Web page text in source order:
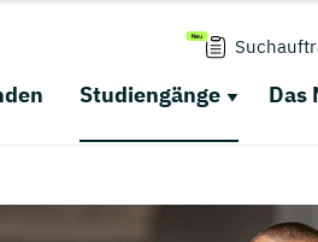
Studiengänge Das